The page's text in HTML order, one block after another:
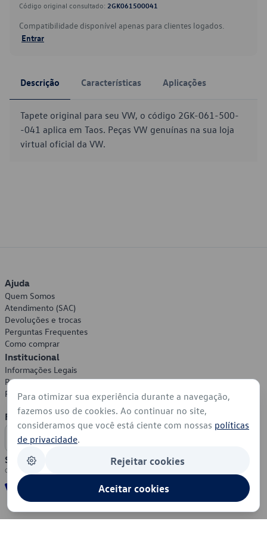
Código original consultado: 2GK061500041
Compatibilidade disponível apenas para clientes logados.
Entrar
Descrição Características Aplicações
Tapete original para seu VW, o código 2GK-061-500-
-041 aplica em Taos. Peças VW genuínas na sua loja
virtual oficial da VW.
Ajuda
Quem Somos
Atendimento (SAC)
Devoluções e trocas
Perguntas Frequentes
Como comprar
Institucional
Informações Legais
Política de Privacidade
Política de Cookies
Formas de Pagamento
Segurança
Para otimizar sua experiência durante a navegação,
fazemos uso de cookies. Ao continuar no site,
consideramos que você está ciente com nossas políticas
de privacidade.
Rejeitar cookies
Aceitar cookies